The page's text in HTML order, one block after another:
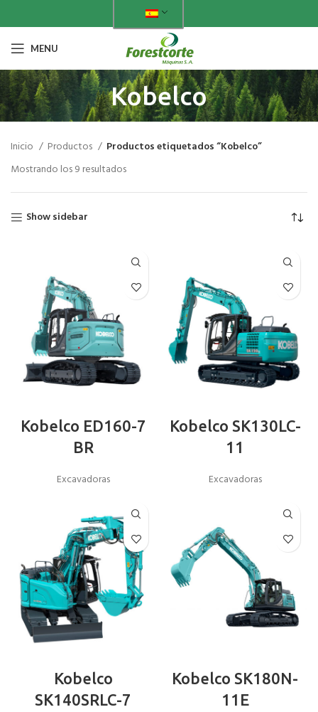
MENU
Kobelco
Inicio Productos
Productos etiquetados “Kobelco”
Mostrando los 9 resultados
Show sidebar
Kobelco ED160-7
BR
Excavadoras
Kobelco SK130LC-
11
Excavadoras
Kobelco
SK140SRLC-7
Kobelco SK180N-
11E